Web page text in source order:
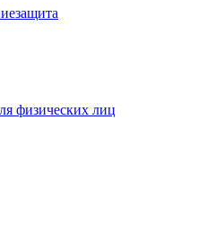
физических лиц